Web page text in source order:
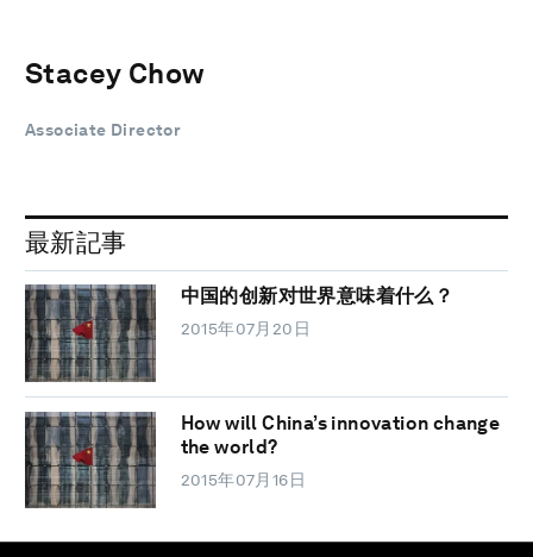
Stacey Chow
Associate Director
最新記事
中国的创新对世界意味着什么？
2015年07月20日
How will China’s innovation change
the world?
2015年07月16日